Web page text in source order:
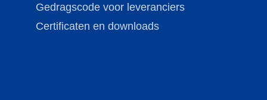
Gedragscode voor leveranciers
Certificaten en downloads